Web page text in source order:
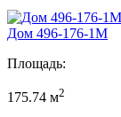
Дом 496-176-1М
Площадь:
175.74 м2